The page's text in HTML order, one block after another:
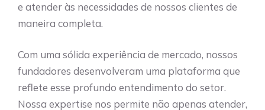
e atender às necessidades de nossos clientes de
maneira completa.
Com uma sólida experiência de mercado, nossos
fundadores desenvolveram uma plataforma que
reflete esse profundo entendimento do setor.
Nossa expertise nos permite não apenas atender,